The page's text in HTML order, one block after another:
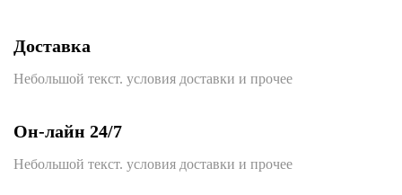
Доставка
Небольшой текст. условия доставки и прочее
Он-лайн 24/7
Небольшой текст. условия доставки и прочее